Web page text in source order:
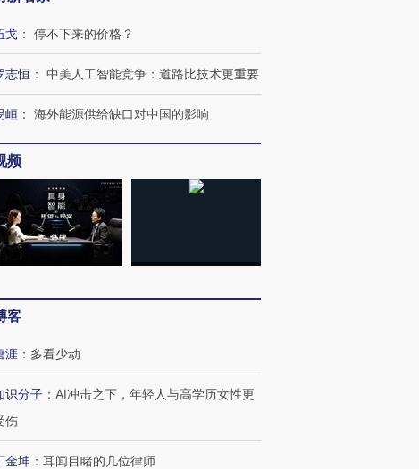
跨国走私7万
尿检体内含3种
度Z世代 用街头抗争将教
育部长拱下台
飞地休达
进第四届链博
有意思的生活方式·第三对
戈 ： 停不下来的价格？
志恒 ： 中美人工智能竞争：道路比技术更重要
峘 ： 海外能源供给缺口对中国的影响
频
客
涯 ： 多看少动
识分子 ： AI冲击之下，年轻人与高学历女性更
伤
金坤 ： 耳闻目睹的几位律师